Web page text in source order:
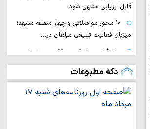
قابل ارزیابی منتهی شود
۱۰ محور مواصلاتی و چهار منطقه مشهد؛
میزبان فعالیت تبلیغی مبلغان در…
روایتگران جهاد تبیین؛ تقدیر حوزه‌های
علمیه خواهران از اصحاب رسانه
نیازسنجی آموزشی، مبنای تدوین نظام‌واره
مبلغان است
فعالان رسانه‌ روایتگر حقیقت و پاسدار
دکه مطبوعات